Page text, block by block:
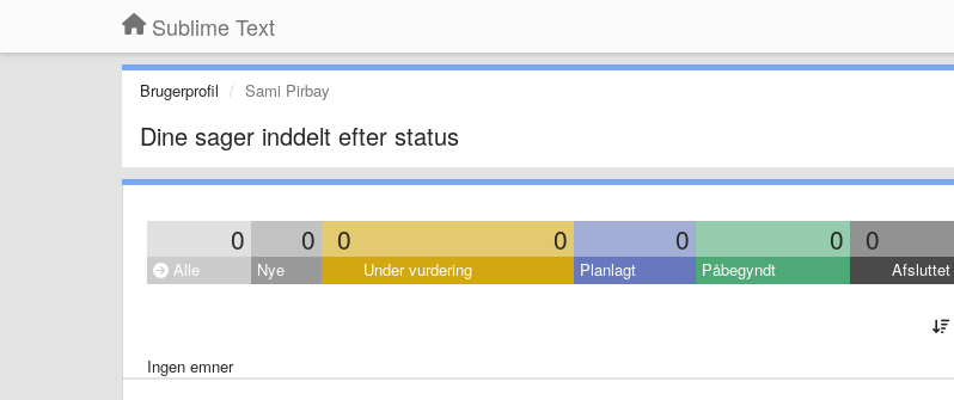
Sublime Text
Brugerprofil Sami Pirbay
Dine sager inddelt efter status
0 0 0 0 0 0 0
Alle Nye Under vurdering Planlagt Påbegyndt Afsluttet
Ingen emner